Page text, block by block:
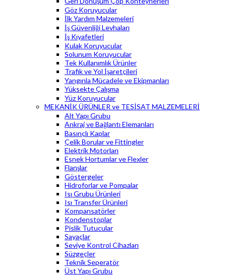
Göz Koruyucular
İlk Yardım Malzemeleri
İş Güvenliği Levhaları
İş Kıyafetleri
Kulak Koruyucular
Solunum Koruyucular
Tek Kullanımlık Ürünler
Trafik ve Yol İşaretçileri
Yangınla Mücadele ve Ekipmanları
Yüksekte Çalışma
Yüz Koruyucular
MEKANİK ÜRÜNLER ve TESİSAT MALZEMELERİ
Alt Yapı Grubu
Ankraj ve Bağlantı Elemanları
Basınçlı Kaplar
Çelik Borular ve Fittingler
Elektrik Motorları
Esnek Hortumlar ve Flexler
Flanşlar
Göstergeler
Hidroforlar ve Pompalar
Isı Grubu Ürünleri
Isı Transfer Ürünleri
Kompansatörler
Kondenstoplar
Pislik Tutucular
Sayaçlar
Seviye Kontrol Cihazları
Süzgeçler
Teknik Seperatör
Üst Yapı Grubu